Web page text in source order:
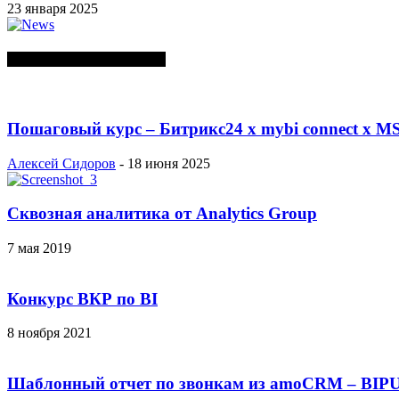
23 января 2025
Пошаговый курс – Битрикс24 х mybi connect х
Алексей Сидоров - 18 июня 2025
Сквозная аналитика от Analytics Group
7 мая 2019
Конкурс ВКР по BI
8 ноября 2021
Шаблонный отчет по звонкам из amoCRM –